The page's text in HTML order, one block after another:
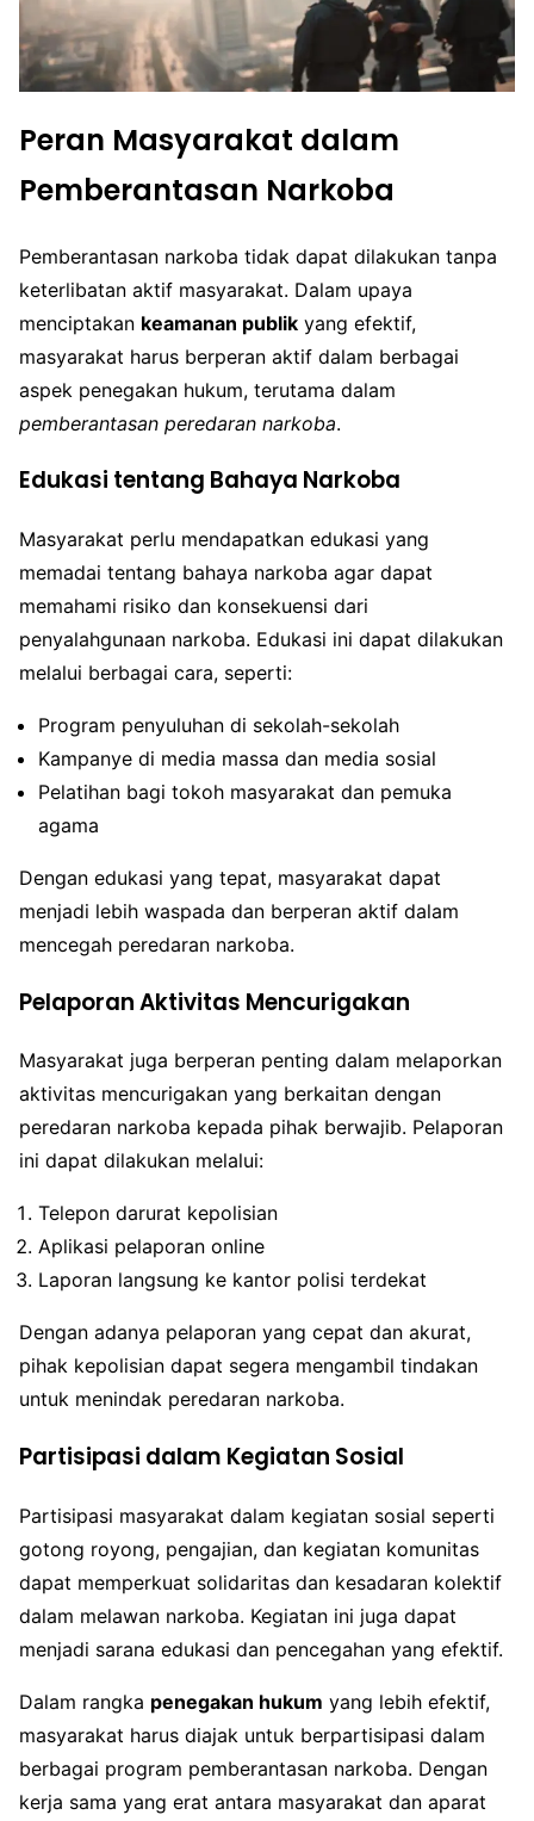
Peran Masyarakat dalam
Pemberantasan Narkoba
Pemberantasan narkoba tidak dapat dilakukan tanpa
keterlibatan aktif masyarakat. Dalam upaya
menciptakan keamanan publik yang efektif,
masyarakat harus berperan aktif dalam berbagai
aspek penegakan hukum, terutama dalam
pemberantasan peredaran narkoba.
Edukasi tentang Bahaya Narkoba
Masyarakat perlu mendapatkan edukasi yang
memadai tentang bahaya narkoba agar dapat
memahami risiko dan konsekuensi dari
penyalahgunaan narkoba. Edukasi ini dapat dilakukan
melalui berbagai cara, seperti:
Program penyuluhan di sekolah-sekolah
Kampanye di media massa dan media sosial
Pelatihan bagi tokoh masyarakat dan pemuka
agama
Dengan edukasi yang tepat, masyarakat dapat
menjadi lebih waspada dan berperan aktif dalam
mencegah peredaran narkoba.
Pelaporan Aktivitas Mencurigakan
Masyarakat juga berperan penting dalam melaporkan
aktivitas mencurigakan yang berkaitan dengan
peredaran narkoba kepada pihak berwajib. Pelaporan
ini dapat dilakukan melalui:
Telepon darurat kepolisian
Aplikasi pelaporan online
Laporan langsung ke kantor polisi terdekat
Dengan adanya pelaporan yang cepat dan akurat,
pihak kepolisian dapat segera mengambil tindakan
untuk menindak peredaran narkoba.
Partisipasi dalam Kegiatan Sosial
Partisipasi masyarakat dalam kegiatan sosial seperti
gotong royong, pengajian, dan kegiatan komunitas
dapat memperkuat solidaritas dan kesadaran kolektif
dalam melawan narkoba. Kegiatan ini juga dapat
menjadi sarana edukasi dan pencegahan yang efektif.
Dalam rangka penegakan hukum yang lebih efektif,
masyarakat harus diajak untuk berpartisipasi dalam
berbagai program pemberantasan narkoba. Dengan
kerja sama yang erat antara masyarakat dan aparat